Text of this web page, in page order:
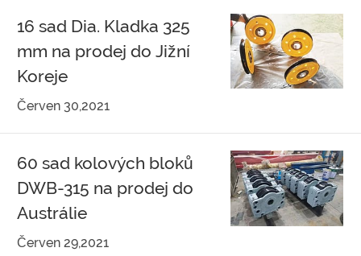
16 sad Dia. Kladka 325
mm na prodej do Jižní
Koreje
Červen 30,2021
60 sad kolových bloků
DWB-315 na prodej do
Austrálie
Červen 29,2021